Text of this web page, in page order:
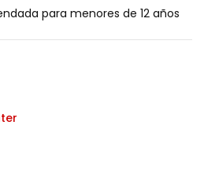
para menores de 12 años